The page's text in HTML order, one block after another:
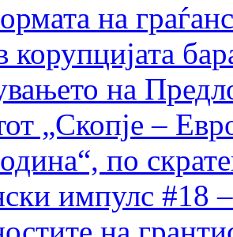
на
корупцијата
на
„Скопје –
по
импулс #18